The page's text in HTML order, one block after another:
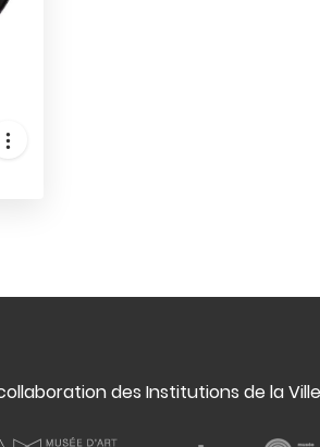
des Institutions de la